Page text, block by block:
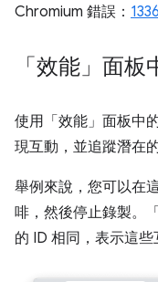
Chromium 錯誤：
「效能」面
使用「效能」面板中
現互動，並追蹤潛在
舉例來說，您可以在
啡，然後停止錄製。
的 ID 相同，表示這些